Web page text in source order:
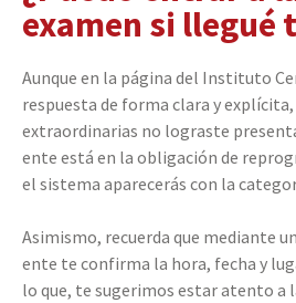
examen si llegué
Aunque en la página del Instituto
respuesta de forma clara y
extraordinarias no lograste
ente está en la obligación de
el sistema aparecerás con la
Asimismo, recuerda que mediante
ente te confirma la hora, fecha y
lo que, te sugerimos estar atento a